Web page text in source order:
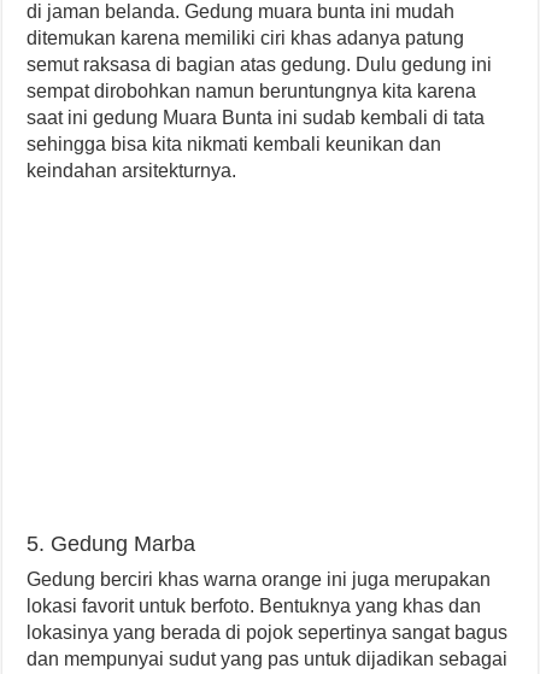
di jaman belanda. Gedung muara bunta ini mudah
ditemukan karena memiliki ciri khas adanya patung
semut raksasa di bagian atas gedung. Dulu gedung ini
sempat dirobohkan namun beruntungnya kita karena
saat ini gedung Muara Bunta ini sudab kembali di tata
sehingga bisa kita nikmati kembali keunikan dan
keindahan arsitekturnya.
5. Gedung Marba
Gedung berciri khas warna orange ini juga merupakan
lokasi favorit untuk berfoto. Bentuknya yang khas dan
lokasinya yang berada di pojok sepertinya sangat bagus
dan mempunyai sudut yang pas untuk dijadikan sebagai